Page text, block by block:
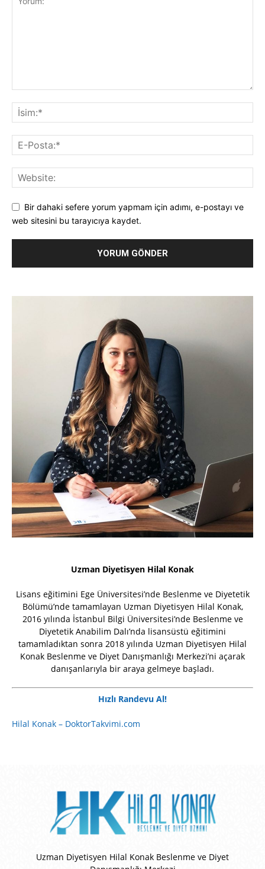
Bir dahaki sefere yorum yapmam için adımı, e-postayı ve
web sitesini bu tarayıcıya kaydet.
Uzman Diyetisyen Hilal Konak
Lisans eğitimini Ege Üniversitesi’nde Beslenme ve Diyetetik
Bölümü’nde tamamlayan Uzman Diyetisyen Hilal Konak,
2016 yılında İstanbul Bilgi Üniversitesi’nde Beslenme ve
Diyetetik Anabilim Dalı’nda lisansüstü eğitimini
tamamladıktan sonra 2018 yılında Uzman Diyetisyen Hilal
Konak Beslenme ve Diyet Danışmanlığı Merkezi’ni açarak
danışanlarıyla bir araya gelmeye başladı.
Hızlı Randevu Al!
Hilal Konak – DoktorTakvimi.com
Uzman Diyetisyen Hilal Konak Beslenme ve Diyet